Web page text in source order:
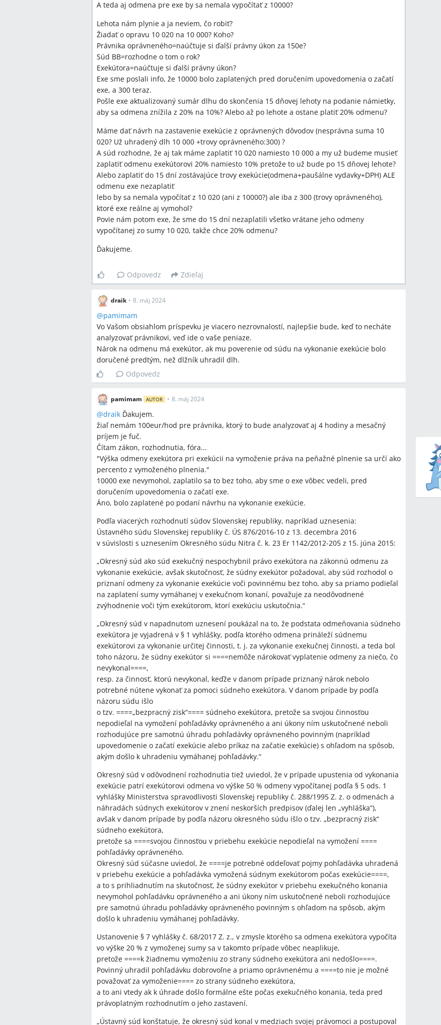
A teda aj odmena pre exe by sa nemala vypočítať z 10000?
Lehota nám plynie a ja neviem, čo robiť?
Žiadať o opravu 10 020 na 10 000? Koho?
Právnika oprávneného=naúčtuje si ďalší právny úkon za 150e?
Súd BB=rozhodne o tom o rok?
Exekútora=naúčtuje si ďalší právny úkon?
Exe sme poslali info, že 10000 bolo zaplatených pred doručením upovedomenia o začatí
exe, a 300 teraz.
Pošle exe aktualizovaný sumár dlhu do skončenia 15 dňovej lehoty na podanie námietky,
aby sa odmena znížila z 20% na 10%? Alebo až po lehote a ostane platiť 20% odmenu?
Máme dať návrh na zastavenie exekúcie z oprávnených dôvodov (nesprávna suma 10
020? Už uhradený dlh 10 000 +trovy oprávneného:300) ?
A súd rozhodne, že aj tak máme zaplatiť 10 020 namiesto 10 000 a my už budeme musieť
zaplatiť odmenu exekútorovi 20% namiesto 10% pretože to už bude po 15 dňovej lehote?
Alebo zaplatiť do 15 dní zostávajúce trovy exekúcie(odmena+paušálne vydavky+DPH) ALE
odmenu exe nezaplatiť
lebo by sa nemala vypočítať z 10 020 (ani z 10000?) ale iba z 300 (trovy oprávneného),
ktoré exe reálne aj vymohol?
Povie nám potom exe, že sme do 15 dní nezaplatili všetko vrátane jeho odmeny
vypočítanej zo sumy 10 020, takže chce 20% odmenu?
Ďakujeme.
Odpovedz Zdieľaj
draik • 8. máj 2024
@pamimam
Vo Vašom obsiahlom príspevku je viacero nezrovnalostí, najlepšie bude, keď to necháte
analyzovať právnikovi, veď ide o vaše peniaze.
Nárok na odmenu má exekútor, ak mu poverenie od súdu na vykonanie exekúcie bolo
doručené predtým, než dlžník uhradil dlh.
Odpovedz
pamimam AUTOR • 8. máj 2024
@draik Ďakujem.
žiaľ nemám 100eur/hod pre právnika, ktorý to bude analyzovať aj 4 hodiny a mesačný
príjem je fuč.
Čítam zákon, rozhodnutia, fóra...
"Výška odmeny exekútora pri exekúcii na vymoženie práva na peňažné plnenie sa určí ako
percento z vymoženého plnenia."
10000 exe nevymohol, zaplatilo sa to bez toho, aby sme o exe vôbec vedeli, pred
doručením upovedomenia o začatí exe.
Áno, bolo zaplatené po podaní návrhu na vykonanie exekúcie.
Podľa viacerých rozhodnutí súdov Slovenskej republiky, napríklad uznesenia:
Ústavného súdu Slovenskej republiky č. ÚS 876/2016-10 z 13. decembra 2016
v súvislosti s uznesením Okresného súdu Nitra č. k. 23 Er 1142/2012-205 z 15. júna 2015:
„Okresný súd ako súd exekučný nespochybnil právo exekútora na zákonnú odmenu za
vykonanie exekúcie, avšak skutočnosť, že súdny exekútor požadoval, aby súd rozhodol o
priznaní odmeny za vykonanie exekúcie voči povinnému bez toho, aby sa priamo podieľal
na zaplatení sumy vymáhanej v exekučnom konaní, považuje za neodôvodnené
zvýhodnenie voči tým exekútorom, ktorí exekúciu uskutočnia.“
„Okresný súd v napadnutom uznesení poukázal na to, že podstata odmeňovania súdneho
exekútora je vyjadrená v § 1 vyhlášky, podľa ktorého odmena prináleží súdnemu
exekútorovi za vykonanie určitej činnosti, t. j. za vykonanie exekučnej činnosti, a teda bol
toho názoru, že súdny exekútor si ====nemôže nárokovať vyplatenie odmeny za niečo, čo
nevykonal====,
resp. za činnosť, ktorú nevykonal, keďže v danom prípade priznaný nárok nebolo
potrebné nútene vykonať za pomoci súdneho exekútora. V danom prípade by podľa
názoru súdu išlo
o tzv. ====„bezpracný zisk“==== súdneho exekútora, pretože sa svojou činnosťou
nepodieľal na vymožení pohľadávky oprávneného a ani úkony ním uskutočnené neboli
rozhodujúce pre samotnú úhradu pohľadávky oprávneného povinným (napríklad
upovedomenie o začatí exekúcie alebo príkaz na začatie exekúcie) s ohľadom na spôsob,
akým došlo k uhradeniu vymáhanej pohľadávky.“
Okresný súd v odôvodnení rozhodnutia tiež uviedol, že v prípade upustenia od vykonania
exekúcie patrí exekútorovi odmena vo výške 50 % odmeny vypočítanej podľa § 5 ods. 1
vyhlášky Ministerstva spravodlivosti Slovenskej republiky č. 288/1995 Z. z. o odmenách a
náhradách súdnych exekútorov v znení neskorších predpisov (ďalej len „vyhláška“),
avšak v danom prípade by podľa názoru okresného súdu išlo o tzv. „bezpracný zisk“
súdneho exekútora,
pretože sa ====svojou činnosťou v priebehu exekúcie nepodieľal na vymožení ====
pohľadávky oprávneného.
Okresný súd súčasne uviedol, že ====je potrebné oddeľovať pojmy pohľadávka uhradená
v priebehu exekúcie a pohľadávka vymožená súdnym exekútorom počas exekúcie====,
a to s prihliadnutím na skutočnosť, že súdny exekútor v priebehu exekučného konania
nevymohol pohľadávku oprávneného a ani úkony ním uskutočnené neboli rozhodujúce
pre samotnú úhradu pohľadávky oprávneného povinným s ohľadom na spôsob, akým
došlo k uhradeniu vymáhanej pohľadávky.
Ustanovenie § 7 vyhlášky č. 68/2017 Z. z., v zmysle ktorého sa odmena exekútora vypočíta
vo výške 20 % z vymoženej sumy sa v takomto prípade vôbec neaplikuje,
pretože ====k žiadnemu vymoženiu zo strany súdneho exekútora ani nedošlo====.
Povinný uhradil pohľadávku dobrovoľne a priamo oprávnenému a ====to nie je možné
považovať za vymoženie==== zo strany súdneho exekútora,
a to ani vtedy ak k úhrade došlo formálne ešte počas exekučného konania, teda pred
právoplatným rozhodnutím o jeho zastavení.
„Ústavný súd konštatuje, že okresný súd konal v medziach svojej právomoci a postupoval